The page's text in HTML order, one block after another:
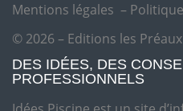
Mentions légales –
© 2026 – Editions les Préaux
DES IDÉES, DES
PROFESSIONNELS